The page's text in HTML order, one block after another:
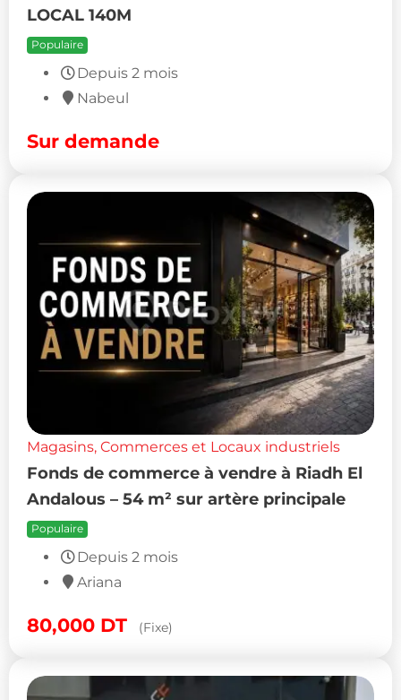
LOCAL 140M
Populaire
Depuis 2 mois
Nabeul
Sur demande
Magasins, Commerces et Locaux industriels
Fonds de commerce à vendre à Riadh El
Andalous – 54 m² sur artère principale
Populaire
Depuis 2 mois
Ariana
80,000 DT (Fixe)